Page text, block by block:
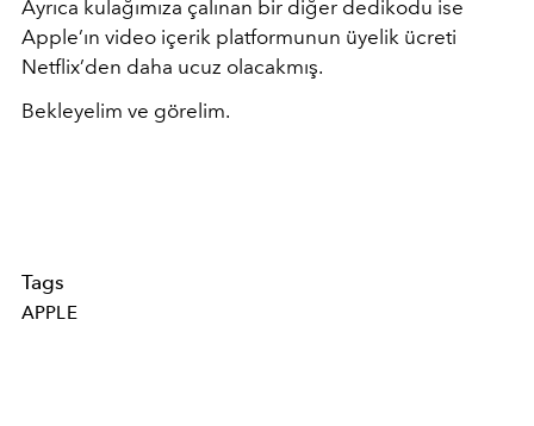
Ayrıca kulağımıza çalınan bir diğer dedikodu ise
Apple’ın video içerik platformunun üyelik ücreti
Netflix’den daha ucuz olacakmış.
Bekleyelim ve görelim.
Tags
APPLE